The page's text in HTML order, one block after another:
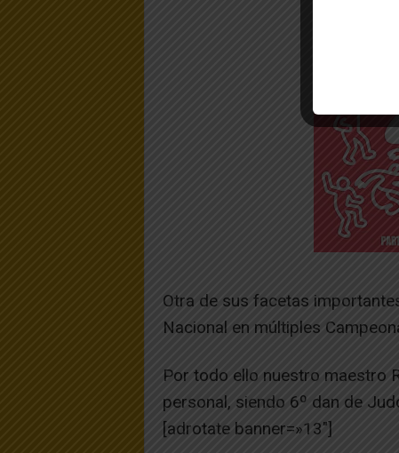
Otra de sus facetas
Nacional en múltiples
Por todo ello nuestro maestro
personal, siendo 6º dan de
[adrotate banner=»13″]